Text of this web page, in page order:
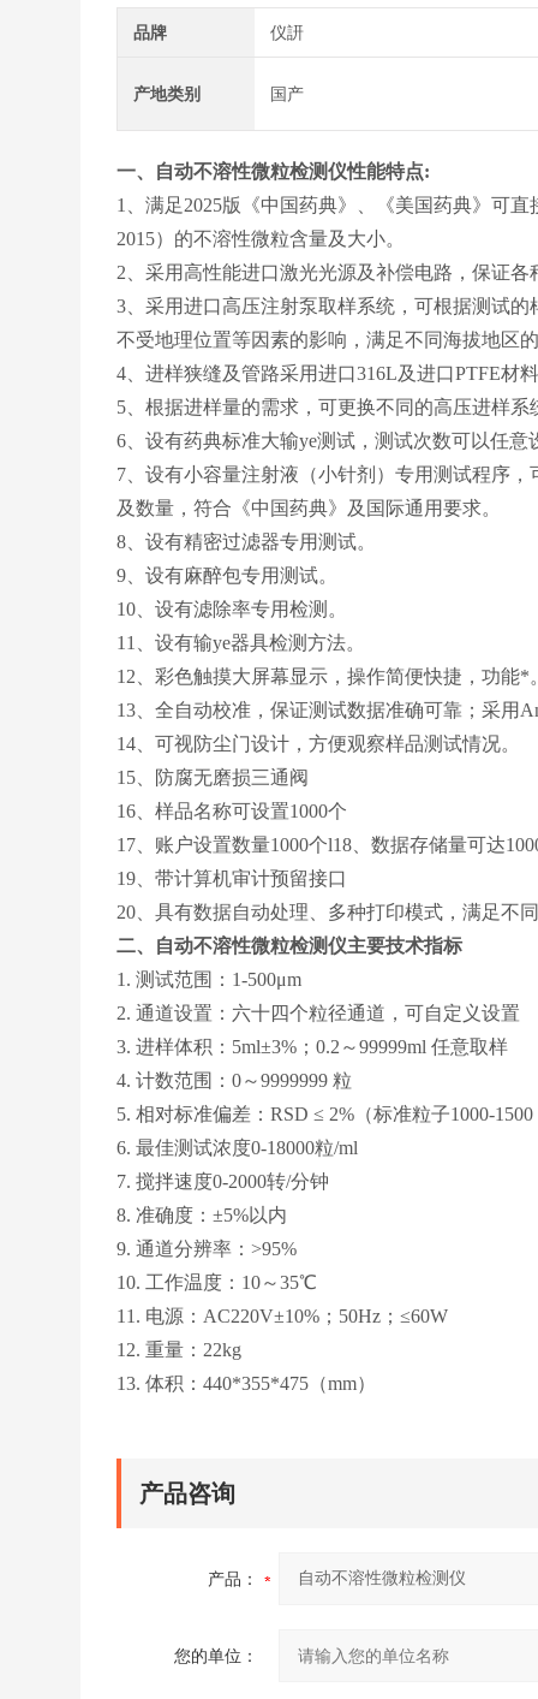
品牌 仪訮
产地类别 国产
一、 自动不溶性微粒检测仪性能特点:
1、满足2025版《中国药典》、《美国药典》可
2015）的不溶性微粒含量及大小。
2、采用高性能进口激光光源及补偿电路，保证
3、采用进口高压注射泵取样系统，可根据测试
不受地理位置等因素的影响，满足不同海拔地区
4、进样狭缝及管路采用进口316L及进口PTFE材
5、根据进样量的需求，可更换不同的高压进样系
6、设有药典标准大输ye测试，测试次数可以任意
7、设有小容量注射液（小针剂）专用测试程序
及数量，符合《中国药典》及国际通用要求。
8、设有精密过滤器专用测试。
9、设有麻醉包专用测试。
10、设有滤除率专用检测。
11、设有输ye器具检测方法。
12、彩色触摸大屏幕显示，操作简便快捷，功能
13、全自动校准，保证测试数据准确可靠；采用
14、可视防尘门设计，方便观察样品测试情况。
15、防腐无磨损三通阀
16、样品名称可设置1000个
17、账户设置数量1000个l18、数据存储量可达
19、带计算机审计预留接口
20、具有数据自动处理、多种打印模式，满足不
二、
自动不溶性微粒检测仪主要技术指标
1. 测试范围：1-500μm
2. 通道设置：六十四个粒径通道，可自定
3. 进样体积：5ml±3%；0.2～99999ml 任意取样
4. 计数范围：0～9999999 粒
5. 相对标准偏差：RSD ≤ 2%（标准粒子1000-
6. 最佳测试浓度0-18000粒/ml
7. 搅拌速度0-2000转/分钟
8. 准确度：±5%以内
9. 通道分辨率：>95%
10. 工作温度：10～35℃
11. 电源：AC220V±10%；50Hz；≤60W
12. 重量：22kg
13. 体积：440*355*475（mm）
产品咨询
产品：
您的单位：